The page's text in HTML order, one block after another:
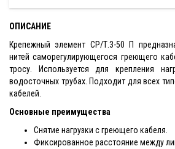
ОПИСАНИЕ
Крепежный элемент СР/Т.3-50 П
нитей саморегулирующегося греющего
тросу. Используется для крепления
водосточных трубах. Подходит для всех
кабелей.
Основные преимущества
Снятие нагрузки с греющего кабеля.
Фиксированное расстояние между